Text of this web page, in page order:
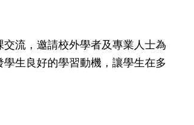
流，邀請校外學者及專業人士為
生良好的學習動機，讓學生在多